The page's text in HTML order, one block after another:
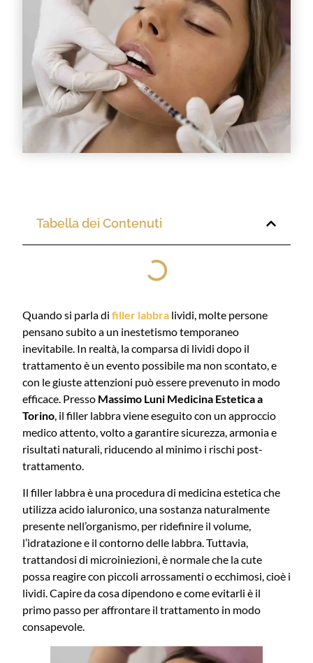
Tabella dei Contenuti
Quando si parla di filler labbra lividi, molte persone
pensano subito a un inestetismo temporaneo
inevitabile. In realtà, la comparsa di lividi dopo il
trattamento è un evento possibile ma non scontato, e
con le giuste attenzioni può essere prevenuto in modo
efficace. Presso Massimo Luni Medicina Estetica a
Torino, il filler labbra viene eseguito con un approccio
medico attento, volto a garantire sicurezza, armonia e
risultati naturali, riducendo al minimo i rischi post-
trattamento.
Il filler labbra è una procedura di medicina estetica che
utilizza acido ialuronico, una sostanza naturalmente
presente nell’organismo, per ridefinire il volume,
l’idratazione e il contorno delle labbra. Tuttavia,
trattandosi di microiniezioni, è normale che la cute
possa reagire con piccoli arrossamenti o ecchimosi, cioè i
lividi. Capire da cosa dipendono e come evitarli è il
primo passo per affrontare il trattamento in modo
consapevole.